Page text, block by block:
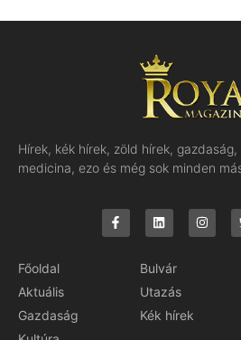
Hírek, kék hírek, zöld hírek,
medicina, ezo és még sok minden
Főoldal
Aktuális
Gazdaság
Bulvár
Utazás
Kék hírek